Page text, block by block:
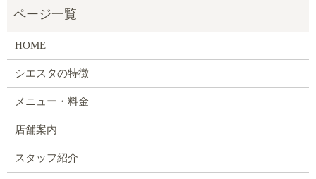
HOME
シエスタの特徴
メニュー・料金
店舗案内
スタッフ紹介